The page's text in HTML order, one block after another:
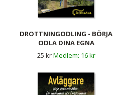
DROTTNINGODLING - BÖRJA
ODLA DINA EGNA
DROTTNINGAR
25 kr 16 kr